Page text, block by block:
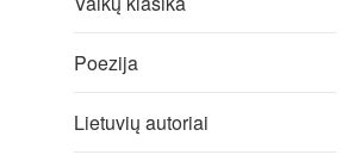
Poezija
Lietuvių autoriai